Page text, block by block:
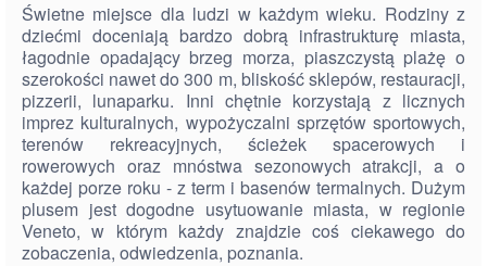
Świetne miejsce dla ludzi w każdym wieku. Rodziny z
dziećmi doceniają bardzo dobrą infrastrukturę miasta,
łagodnie opadający brzeg morza, piaszczystą plażę o
szerokości nawet do 300 m, bliskość sklepów, restauracji,
pizzerii, lunaparku. Inni chętnie korzystają z licznych
imprez kulturalnych, wypożyczalni sprzętów sportowych,
terenów rekreacyjnych, ścieżek spacerowych i
rowerowych oraz mnóstwa sezonowych atrakcji, a o
każdej porze roku - z term i basenów termalnych. Dużym
plusem jest dogodne usytuowanie miasta, w regionie
Veneto, w którym każdy znajdzie coś ciekawego do
zobaczenia, odwiedzenia, poznania.